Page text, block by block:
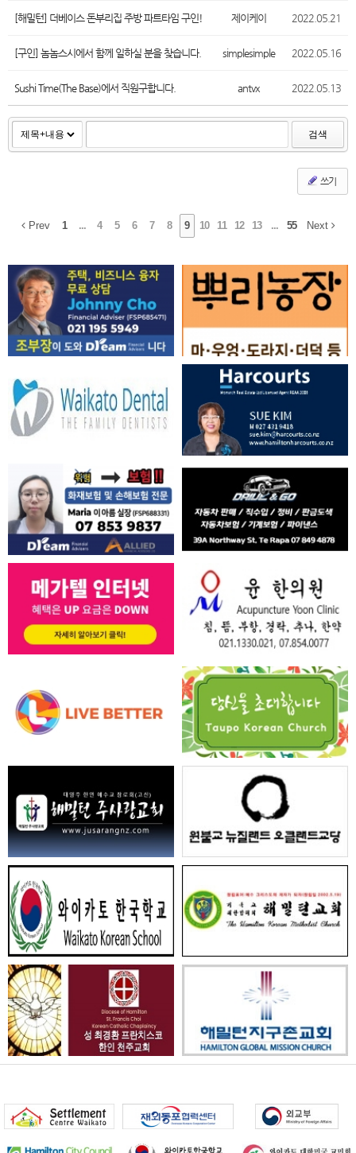
[해밀턴] 더베이스 돈부리집 주방 파트타임 구인! 제이케이 2022.05.21
[구인] 놈놈스시에서 함께 일하실 분을 찾습니다. simplesimple 2022.05.16
Sushi Time(The Base)에서 직원구합니다. antvx 2022.05.13
검색
쓰기
Prev 1 ... 4 5 6 7 8 9 10 11 12 13 ... 55 Next